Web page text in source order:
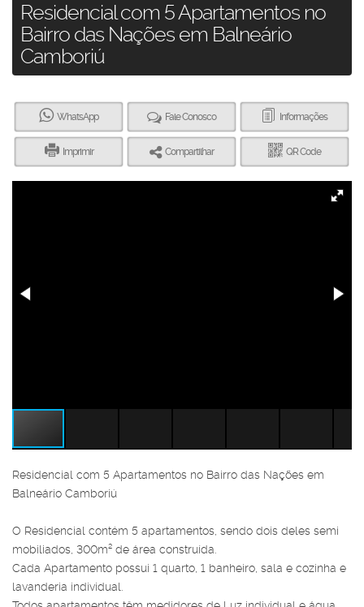
Residencial com 5 Apartamentos no
Bairro das Nações em Balneário
Camboriú
WhatsApp Fale Conosco Informações
Imprimir Compartilhar QR Code
Residencial com 5 Apartamentos no Bairro das Nações em
Balneário Camboriú
O Residencial contém 5 apartamentos, sendo dois deles semi
mobiliados, 300m² de área construída.
Cada Apartamento possui 1 quarto, 1 banheiro, sala e cozinha e
lavanderia individual.